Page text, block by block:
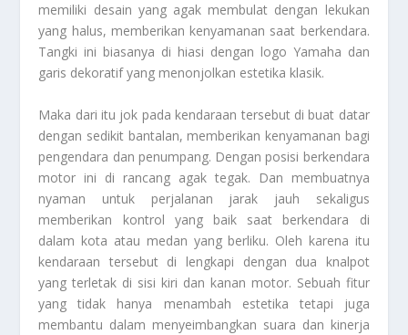
memiliki desain yang agak membulat dengan lekukan
yang halus, memberikan kenyamanan saat berkendara.
Tangki ini biasanya di hiasi dengan logo Yamaha dan
garis dekoratif yang menonjolkan estetika klasik.
Maka dari itu jok pada kendaraan tersebut di buat datar
dengan sedikit bantalan, memberikan kenyamanan bagi
pengendara dan penumpang. Dengan posisi berkendara
motor ini di rancang agak tegak. Dan membuatnya
nyaman untuk perjalanan jarak jauh sekaligus
memberikan kontrol yang baik saat berkendara di
dalam kota atau medan yang berliku. Oleh karena itu
kendaraan tersebut di lengkapi dengan dua knalpot
yang terletak di sisi kiri dan kanan motor. Sebuah fitur
yang tidak hanya menambah estetika tetapi juga
membantu dalam menyeimbangkan suara dan kinerja